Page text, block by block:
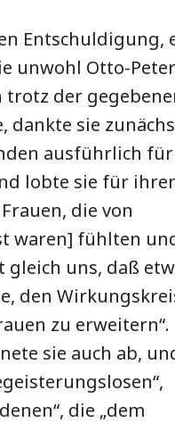
Entschuldigung,
unwohl Otto-
trotz der
dankte sie
ausführlich für
lobte sie für
die von
waren] fühlten
uns, daß
den
zu erweitern“.
sie auch ab,
die „dem